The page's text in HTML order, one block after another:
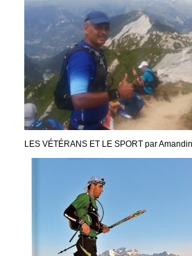
LES VÉTÉRANS ET LE SPORT par